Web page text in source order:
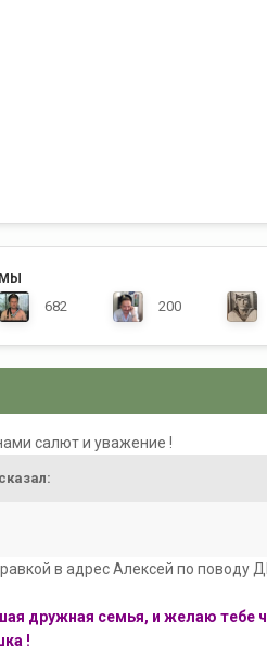
682 200
салют и уважение !
в адрес Алексей по поводу
дружная семья, и желаю тебе
!